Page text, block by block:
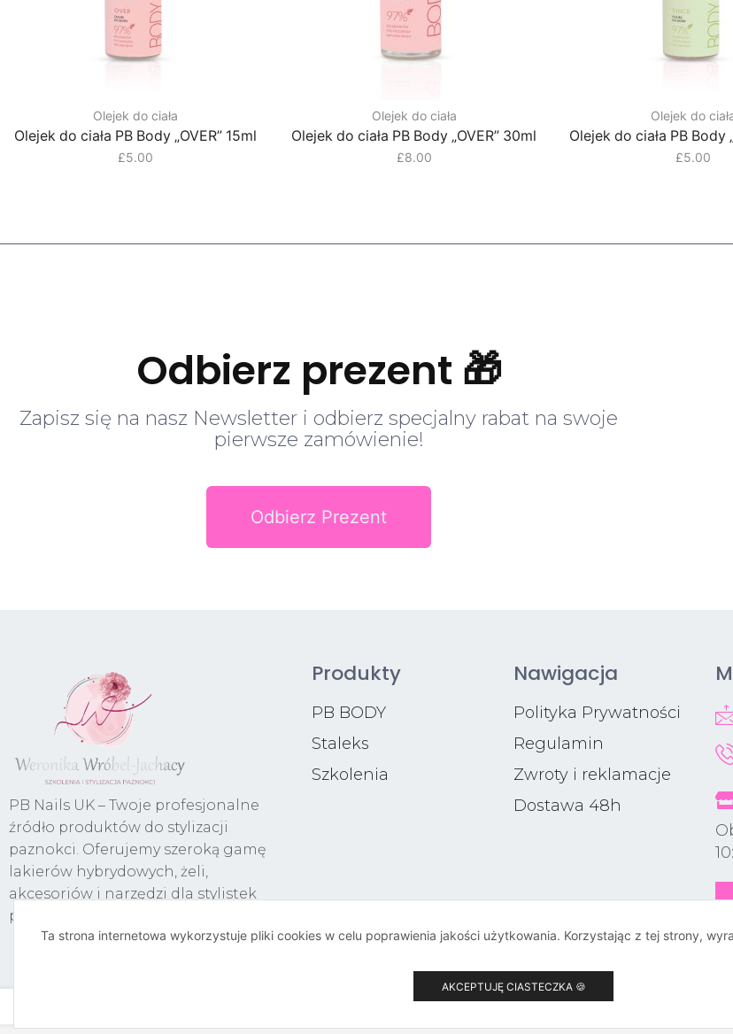
Olejek do ciała
Olejek do ciała PB Body „OVER” 15ml
£5.00
Olejek do ciała
Olejek do ciała PB Body „OVER” 30ml
£8.00
Olejek do
Olejek do ciała PB Body
£5.00
Ta strona internetowa wykorzystuje pliki cookies w celu poprawienia jakości użytkowania. Korzystając z tej strony,
AKCEPTUJĘ CIASTECZKA 🍪
Odbierz prezent 🎁
Zapisz się na nasz Newsletter i odbierz specjalny rabat na swoje
pierwsze zamówienie!
Odbierz Prezent
PB Nails UK – Twoje profesjonalne
źródło produktów do stylizacji
paznokci. Oferujemy szeroką gamę
lakierów hybrydowych, żeli,
akcesoriów i narzędzi dla stylistek
paznokci.
Produkty
PB BODY
Staleks
Szkolenia
Nawigacja
Polityka Prywatności
Regulamin
Zwroty i reklamacje
Dostawa 48h